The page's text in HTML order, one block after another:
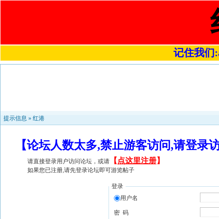
记住我们
提示信息 » 红港
【论坛人数太多,禁止游客访问,请登
请直接登录用户访问论坛，或请 【 点这里注册】
如果您已注册,请先登录论坛即可游览帖子
登录
用户名
密 码